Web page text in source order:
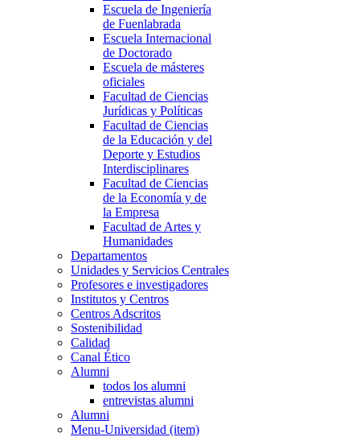
Escuela de Ingeniería
de Fuenlabrada
Escuela Internacional
de Doctorado
Escuela de másteres
oficiales
Facultad de Ciencias
Jurídicas y Políticas
Facultad de Ciencias
de la Educación y del
Deporte y Estudios
Interdisciplinares
Facultad de Ciencias
de la Economía y de
la Empresa
Facultad de Artes y
Humanidades
Departamentos
Unidades y Servicios Centrales
Profesores e investigadores
Institutos y Centros
Centros Adscritos
Sostenibilidad
Calidad
Canal Ético
Alumni
todos los alumni
entrevistas alumni
Alumni
Menu-Universidad (item)